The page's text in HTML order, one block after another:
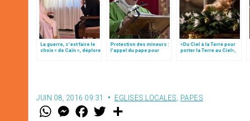
La guerre, c’est faire le
choix « de Caïn », déplore
Protection des mineurs :
l'appel du pape pour
«Du Ciel à la Terre pour
porter la Terre au Ciel»,
JUIN 08, 2016 09:31 EGLISES LOCALES PAPES
W M
e
F
a w